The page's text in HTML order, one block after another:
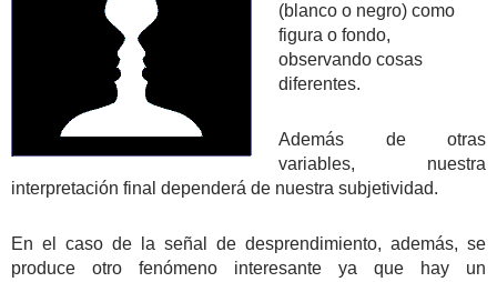
(blanco o negro) como
figura o fondo,
observando cosas
diferentes.
Además de otras
variables, nuestra
interpretación final dependerá de nuestra subjetividad.
En el caso de la señal de desprendimiento, además, se
produce otro fenómeno interesante ya que hay un